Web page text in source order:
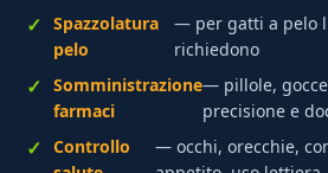
Spazzolatura
pelo
— per gatti a pelo
richiedono
Somministrazione
farmaci
— pillole,
precisione e
Controllo
— occhi, orecchie,